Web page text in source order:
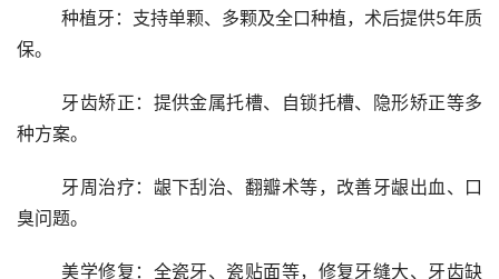
保。
种方案。
臭问题。